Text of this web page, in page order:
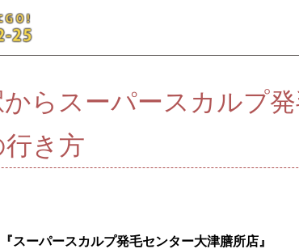
らスーパースカルプ
き方
『スーパースカルプ発毛センター大津膳所店』